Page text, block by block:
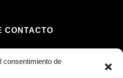
consentimiento de
CONTACTO